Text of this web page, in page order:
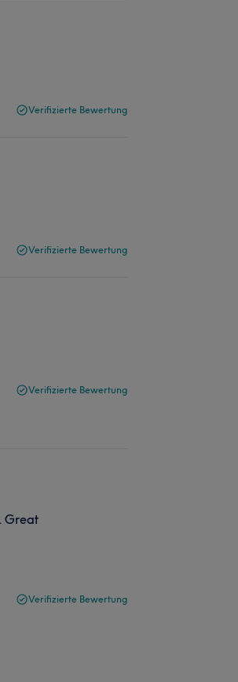
Verifizierte Bewertung
Verifizierte Bewertung
Verifizierte Bewertung
Great
Verifizierte Bewertung